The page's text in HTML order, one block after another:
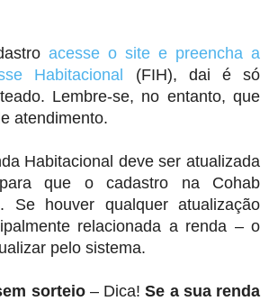
acesse o site e preencha a
Habitacional
(FIH), dai é só
Lembre-se, no entanto, que
atendimento.
Habitacional deve ser atualizada
para que o cadastro na Cohab
Se houver qualquer atualização
relacionada a renda – o
pelo sistema.
sorteio– Dica!Se a sua renda